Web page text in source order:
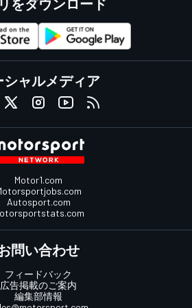
をダウンロード
シャルメディア
Motor1.com
Autosport.com
問い合わせ
フィードバック
広告掲載のご案内
編集部情報